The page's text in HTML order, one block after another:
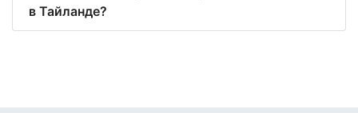
в Тайланде?